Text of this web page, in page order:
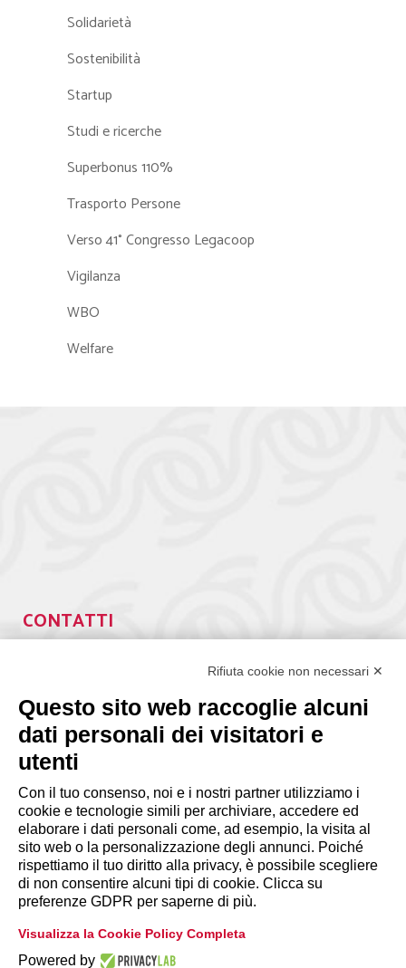
Solidarietà
Sostenibilità
Startup
Studi e ricerche
Superbonus 110%
Trasporto Persone
Verso 41° Congresso Legacoop
Vigilanza
WBO
Welfare
CONTATTI
segreteria@lps.coop
INFORMAZIONI
Disclaimer
Privacy Policy
Cookie Policy|Modifica preferenze
Rifiuta cookie non necessari ✕
Questo sito web raccoglie alcuni
dati personali dei visitatori e
utenti
Con il tuo consenso, noi e i nostri partner utilizziamo i
cookie e tecnologie simili per archiviare, accedere ed
elaborare i dati personali come, ad esempio, la visita al
sito web o la personalizzazione degli annunci. Poiché
rispettiamo il tuo diritto alla privacy, è possibile scegliere
di non consentire alcuni tipi di cookie. Clicca su
preferenze GDPR per saperne di più.
Visualizza la Cookie Policy Completa
Powered by